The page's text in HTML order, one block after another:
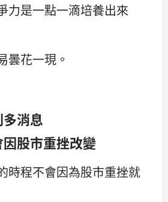
力是一點一滴培養出來
曇花一現。
消息
股市重挫改變
時程不會因為股市重挫就